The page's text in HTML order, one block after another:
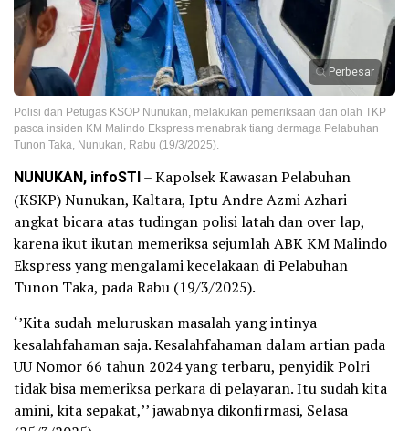
Perbesar
Polisi dan Petugas KSOP Nunukan, melakukan pemeriksaan dan olah TKP
pasca insiden KM Malindo Ekspress menabrak tiang dermaga Pelabuhan
Tunon Taka, Nunukan, Rabu (19/3/2025).
NUNUKAN, infoSTI– Kapolsek Kawasan Pelabuhan
(KSKP) Nunukan, Kaltara, Iptu Andre Azmi Azhari
angkat bicara atas tudingan polisi latah dan over lap,
karena ikut ikutan memeriksa sejumlah ABK KM Malindo
Ekspress yang mengalami kecelakaan di Pelabuhan
Tunon Taka, pada Rabu (19/3/2025).
‘’Kita sudah meluruskan masalah yang intinya
kesalahfahaman saja. Kesalahfahaman dalam artian pada
UU Nomor 66 tahun 2024 yang terbaru, penyidik Polri
tidak bisa memeriksa perkara di pelayaran. Itu sudah kita
amini, kita sepakat,’’ jawabnya dikonfirmasi, Selasa